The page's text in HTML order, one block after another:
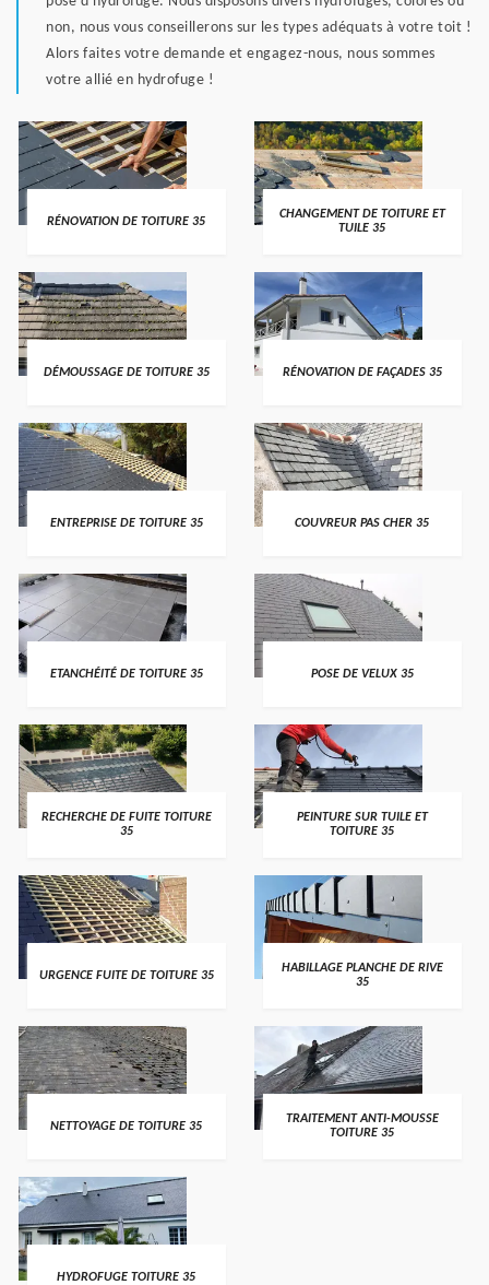
non, nous vous conseillerons sur les types adéquats à votre toit !
Alors faites votre demande et engagez-nous, nous sommes
votre allié en hydrofuge !
RÉNOVATION DE TOITURE 35
CHANGEMENT DE TOITURE ET
TUILE 35
DÉMOUSSAGE DE TOITURE 35 RÉNOVATION DE FAÇADES 35
ENTREPRISE DE TOITURE 35 COUVREUR PAS CHER 35
ETANCHÉITÉ DE TOITURE 35 POSE DE VELUX 35
RECHERCHE DE FUITE TOITURE
35
PEINTURE SUR TUILE ET
TOITURE 35
URGENCE FUITE DE TOITURE 35
HABILLAGE PLANCHE DE RIVE
35
NETTOYAGE DE TOITURE 35
TRAITEMENT ANTI-MOUSSE
TOITURE 35
HYDROFUGE TOITURE 35